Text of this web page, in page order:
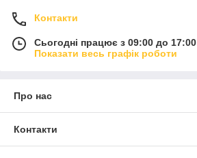
Контакти
Сьогодні працює з 09:00 до 17:00
Показати весь графік роботи
Про нас
Контакти